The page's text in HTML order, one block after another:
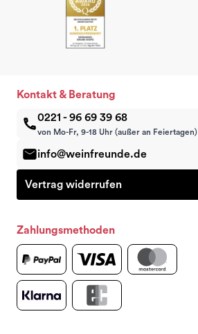
Kontakt & Beratung
0221 - 96 69 39 68
von Mo-Fr, 9-18 Uhr (außer an Feiertagen)
info@weinfreunde.de
Vertrag widerrufen
Zahlungsmethoden